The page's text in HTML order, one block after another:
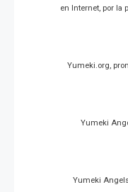
en Internet, por la
Yumeki.org,
Yumeki
Yumeki